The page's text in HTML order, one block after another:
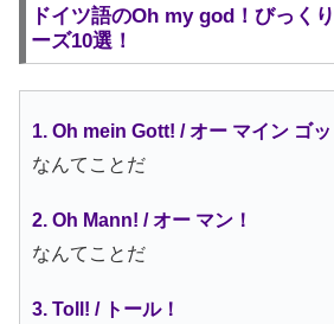
ドイツ語のOh my god！びっく
ーズ10選！
1. Oh mein Gott! / オー マイン ゴッ
なんてことだ
2. Oh Mann! / オー マン！
なんてことだ
3. Toll! / トール！